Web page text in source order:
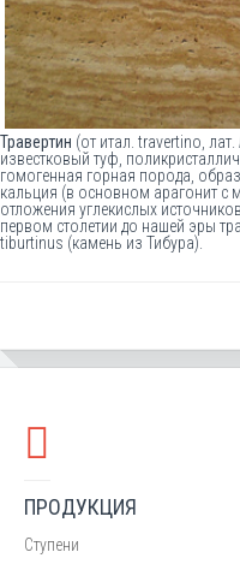
Травертин (от итал. travertino лат.
известковый туф ,
гомогенная горная порода ,
кальция (в основном арагонит с
отложения углекислых
первом столетии до нашей эры
tiburtinus (камень из Тибура).
ПРОДУКЦИЯ
Ступени